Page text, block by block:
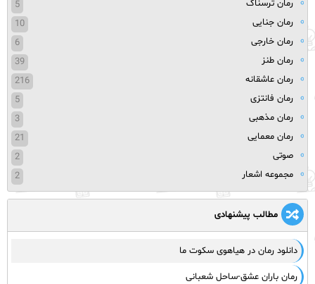
رمان ترسناک
5
رمان جنایی
10
رمان خارجی
6
رمان طنز
39
رمان عاشقانه
216
رمان فانتزی
5
رمان مذهبی
3
رمان معمایی
21
صوتی
2
مجموعه اشعار
2
مطالب پیشنهادی
دانلود رمان در هیاهوی سکوت ما
رمان باران عشق-ساحل شعبانی